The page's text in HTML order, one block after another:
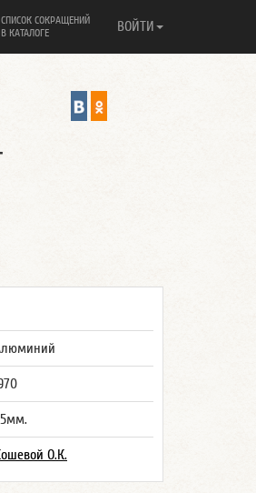
СПИСОК СОКРАЩЕНИЙ
В КАТАЛОГЕ
ВОЙТИ
О.К.